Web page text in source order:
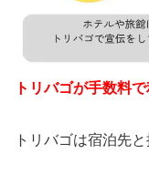
トリバゴが手数料
トリバゴは宿泊先